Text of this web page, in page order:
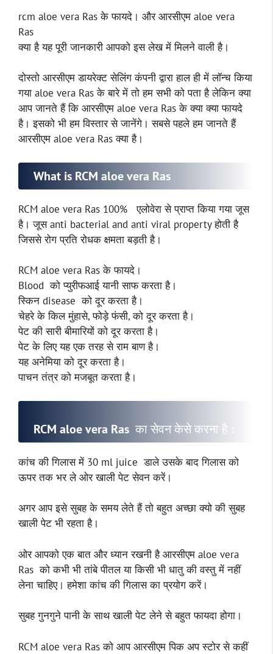
rcm aloe vera Ras के फायदे। और आरसीएम aloe vera
Ras
क्या है यह पूरी जानकारी आपको इस लेख में मिलने वाली है।
दोस्तो आरसीएम डायरेक्ट सेलिंग कंपनी द्वारा हाल ही में लॉन्च किया
गया aloe vera Ras के बारे में तो हम सभी को पता है लेकिन क्या
आप जानते हैं कि आरसीएम aloe vera Ras के क्या क्या फायदे
है। इसको भी हम विस्तार से जानेंगे। सबसे पहले हम जानते हैं
आरसीएम aloe vera Ras क्या है।
What is RCM aloe vera Ras
RCM aloe vera Ras 100% एलोवेरा से प्राप्त किया गया जूस
है। जूस anti bacterial and anti viral property होती है
जिससे रोग प्रति रोधक क्षमता बड़ती है।
RCM aloe vera Ras के फायदे।
Blood को प्युरीफआई यानी साफ करता है।
स्किन disease को दूर करता है।
चेहरे के किल मुंहासे, फोड़े फंसी, को दूर करता है।
पेट की सारी बीमारियों को दूर करता है।
पेट के लिए यह एक तरह से राम बाण है।
यह अनेमिया को दूर करता है।
पाचन तंत्र को मजबूत करता है।
RCM aloe vera Ras का सेवन केसे करना है :
कांच की गिलास में 30 ml juice डाले उसके बाद गिलास को
ऊपर तक भर ले ओर खाली पेट सेवन करें।
अगर आप इसे सुबह के समय लेते हैं तो बहुत अच्छा क्यो की सुबह
खाली पेट भी रहता है।
ओर आपको एक बात और ध्यान रखनी है आरसीएम aloe vera
Ras को कभी भी तांबे पीतल या किसी भी धातु की वस्तु में नहीं
लेना चाहिए। हमेशा कांच की गिलास का प्रयोग करें।
सुबह गुनगुने पानी के साथ खाली पेट लेने से बहुत फायदा होगा।
RCM aloe vera Ras को आप आरसीएम पिक अप स्टोर से कहीं